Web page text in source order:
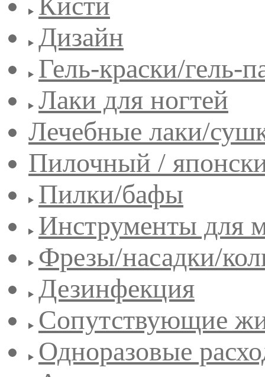
Дизайн
Гель-краски/гель-
Лаки для ногтей
Лечебные лаки/
Пилочный /
Пилки/бафы
Инструменты для
Фрезы/насадки/
Дезинфекция
Сопутствующие
Одноразовые